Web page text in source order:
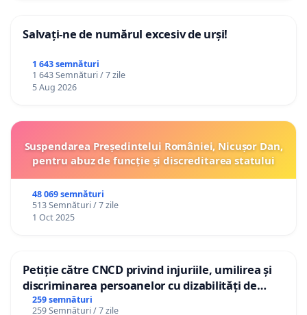
Salvați-ne de numărul excesiv de urși!
1 643 semnături
1 643 Semnături / 7 zile
5 Aug 2026
Suspendarea Președintelui României, Nicușor Dan,
pentru abuz de funcție și discreditarea statului
48 069 semnături
513 Semnături / 7 zile
1 Oct 2025
Petiție către CNCD privind injuriile, umilirea și
discriminarea persoanelor cu dizabilități de
către utilizatorul TikTok „Gorici”
259 semnături
259 Semnături / 7 zile